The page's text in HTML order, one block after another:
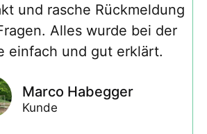
und rasche Rückmeldung
Alles wurde bei der
einfach und gut erklärt.
Marco Habegger
Kunde